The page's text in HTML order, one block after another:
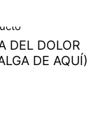
DEL DOLOR
DE AQUÍ)